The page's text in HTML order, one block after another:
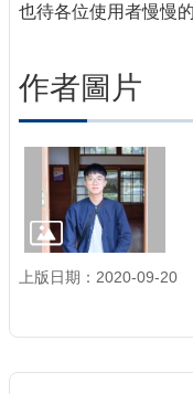
也待各位使用者慢慢的
作者圖片
上版日期：2020-09-20